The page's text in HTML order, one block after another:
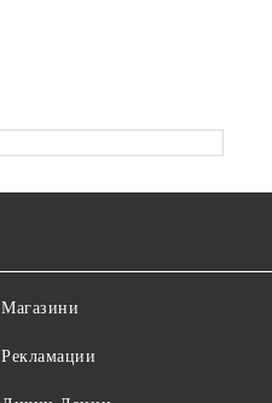
Магазини
Рекламации